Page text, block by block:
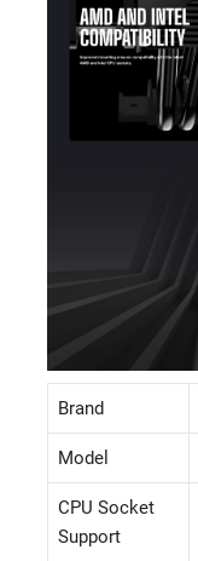
Brand
Model
CPU Socket
Support